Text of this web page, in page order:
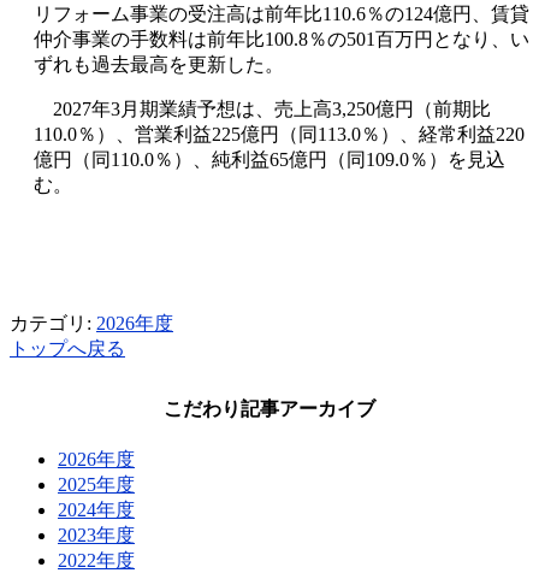
リフォーム事業の受注高は前年比110.6％の124億円、賃貸
仲介事業の手数料は前年比100.8％の501百万円となり、い
ずれも過去最高を更新した。
2027年3月期業績予想は、売上高3,250億円（前期比
110.0％）、営業利益225億円（同 113.0％）、経常利益220
億円（同 110.0％）、純利益65億円（同 109.0％）を見込
む。
カテゴリ: 2026年度
トップへ戻る
こだわり記事アーカイブ
2026年度
2025年度
2024年度
2023年度
2022年度